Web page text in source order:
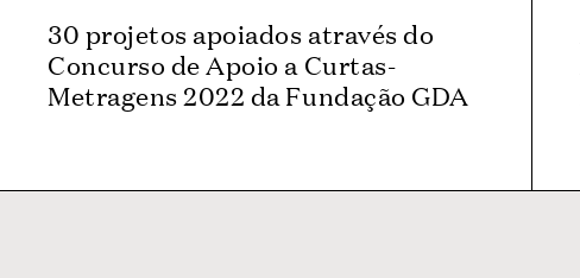
30 projetos apoiados através do
Concurso de Apoio a Curtas-
Metragens 2022 da Fundação GDA